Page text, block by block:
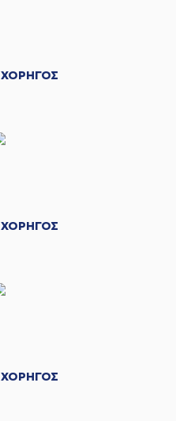
ΧΟΡΗΓΟΣ
ΧΟΡΗΓΟΣ
ΧΟΡΗΓΟΣ